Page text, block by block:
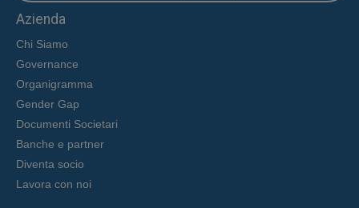
Azienda
Chi Siamo
Governance
Organigramma
Gender Gap
Documenti Societari
Banche e partner
Diventa socio
Lavora con noi